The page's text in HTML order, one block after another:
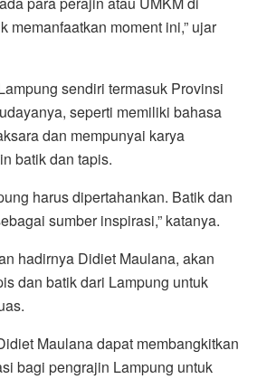
memanfaatkan moment ini,” ujar
sendiri termasuk Provinsi
seperti memiliki bahasa
dan mempunyai karya
batik dan tapis.
harus dipertahankan. Batik dan
sumber inspirasi,” katanya.
hadirnya Didiet Maulana, akan
dan batik dari Lampung untuk
Maulana dapat membangkitkan
bagi pengrajin Lampung untuk